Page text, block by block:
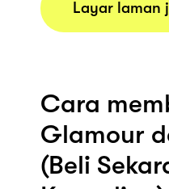
Layar laman
Cara
Glamour
(Beli